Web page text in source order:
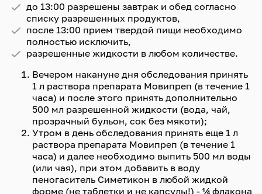
до 13:00 разрешены завтрак и обед согласно
списку разрешенных продуктов,
после 13:00 прием твердой пищи необходимо
полностью исключить,
разрешенные жидкости в любом количестве.
Вечером накануне дня обследования принять
1 л раствора препарата Мовипреп (в течение 1
часа) и после этого принять дополнительно
500 мл разрешенной жидкости (вода, чай,
прозрачный бульон, сок без мякоти);
Утром в день обследования принять еще 1 л
раствора препарата Мовипреп (в течение 1
часа) и далее необходимо выпить 500 мл воды
(или чая), при этом добавить в воду
пеногаситель Симетикон в любой жидкой
форме (не таблетки и не капсулы!) - 1⁄4 флакона